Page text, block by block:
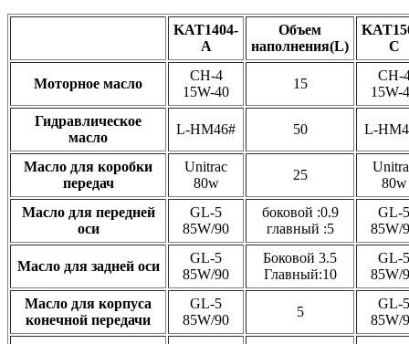
KAT1404-
A
Объем
наполнения(L)
C
Моторное масло
CH-4
15W-40
15
CH-
15W-
Гидравлическое
масло
L-HM46# 50 L-
Масло для коробки
передач
Unitrac
80w
25
80w
Масло для передней
оси
GL-5
85W/90
боковой :0.9
главный :5
GL-5
85W/
Масло для задней оси
GL-5
85W/90
Боковой 3.5
Главный:10
GL-5
85W/
Масло для корпуса
конечной передачи
GL-5
85W/90
5
GL-5
85W/